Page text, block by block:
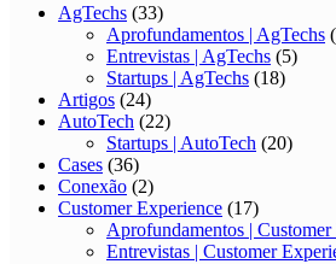
AgTechs (33)
Aprofundamentos | AgTechs
Entrevistas | AgTechs (5)
Startups | AgTechs (18)
Artigos (24)
AutoTech (22)
Startups | AutoTech (20)
Cases (36)
Conexão (2)
Customer Experience (17)
Aprofundamentos |
Entrevistas | Customer